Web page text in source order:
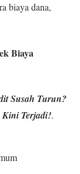
biaya dana,
Biaya
Susah Turun?
Kini Terjadi!.